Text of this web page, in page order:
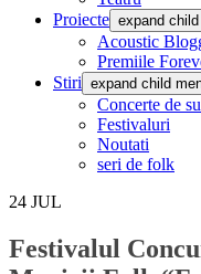
Proiecte expand
Acoustic
Premiile
Stiri expand child
Concerte de
Festivaluri
Noutati
seri de folk
24 JUL
Festivalul